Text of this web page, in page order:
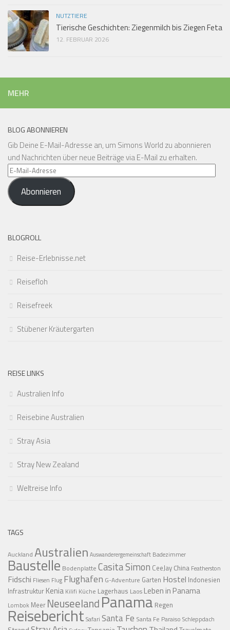
NUTZTIERE
Tierische Geschichten: Ziegenmilch bis Ziegen Feta
12. FEBRUAR 2026
MEHR
BLOG ABONNIEREN
Gib Deine E-Mail-Adresse an, um Simons World zu abonnieren
und Nachrichten über neue Beiträge via E-Mail zu erhalten.
E-
Mail-
AdresseAbonnieren
BLOGROLL
Reise-Erlebnisse.net
Reisefloh
Reisefreek
Stübener Kräutergarten
REISE LINKS
Australien Info
Reisebine Australien
Stray Asia
Stray New Zealand
Weltreise Info
TAGS
Auckland Australien Auswanderergemeinschaft Badezimmer
Baustelle Bodenplatte Casita Simon CeeJay China Featherston
Fidschi Fliesen Flug Flughafen G-Adventure Garten Hostel Indonesien
Infrastruktur Kenia Kilifi Küche Lagerhaus Laos Leben in Panama
Lombok Meer NeuseelandPanama Regen
Reisebericht Safari Santa Fe Santa Fe Paraiso Schleppdach